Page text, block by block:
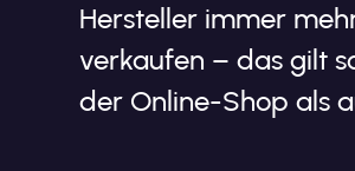
Hersteller immer
verkaufen – das gilt
der Online-Shop als